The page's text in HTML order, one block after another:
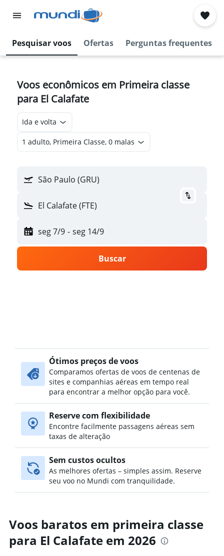
Pesquisar voos Ofertas Perguntas frequentes
Voos econômicos em Primeira classe
para El Calafate
Ida e volta
1 adulto, Primeira Classe, 0 malas
São Paulo (GRU)
El Calafate (FTE)
seg 7/9 - seg 14/9
Buscar
Ótimos preços de voos
Comparamos ofertas de voos de centenas de
sites e companhias aéreas em tempo real
para encontrar a melhor opção para você.
Reserve com flexibilidade
Encontre facilmente passagens aéreas sem
taxas de alteração
Sem custos ocultos
As melhores ofertas – simples assim. Reserve
seu voo no Mundi com tranquilidade.
Voos baratos em primeira classe
para El Calafate em 2026